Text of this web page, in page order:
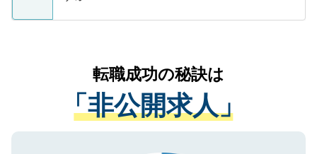
ているすべての個人データはご本人の許可
は、個人情報の取り扱いについての厳密な
管理基準を満たした事業者のみに付与され
る、プライバシーマークを取得済みです。
かがいして、現在の医療機関の状況や紹介
経験をまじえながら、適切なアドバイスを
させていただきます。すぐにご転職をされ
ない方には、長期的なサポートが可能です
ので、まずはご登録ください。
転職成功の秘訣は
「非公開求人」